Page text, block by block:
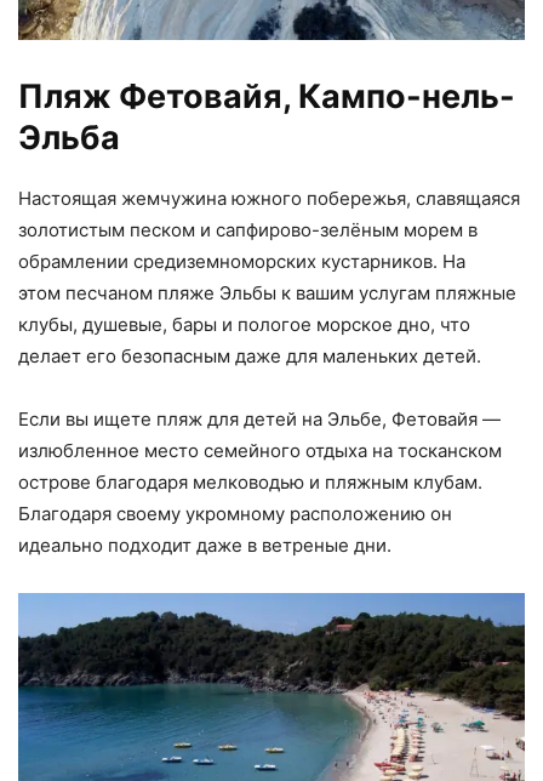
Пляж Фетовайя, Кампо-нель-
Эльба
Настоящая жемчужина южного побережья, славящаяся
золотистым песком и сапфирово-зелёным морем в
обрамлении средиземноморских кустарников. На
этом песчаном пляже Эльбы к вашим услугам пляжные
клубы, душевые, бары и пологое морское дно, что
делает его безопасным даже для маленьких детей.
Если вы ищете пляж для детей на Эльбе, Фетовайя —
излюбленное место семейного отдыха на тосканском
острове благодаря мелководью и пляжным клубам.
Благодаря своему укромному расположению он
идеально подходит даже в ветреные дни.